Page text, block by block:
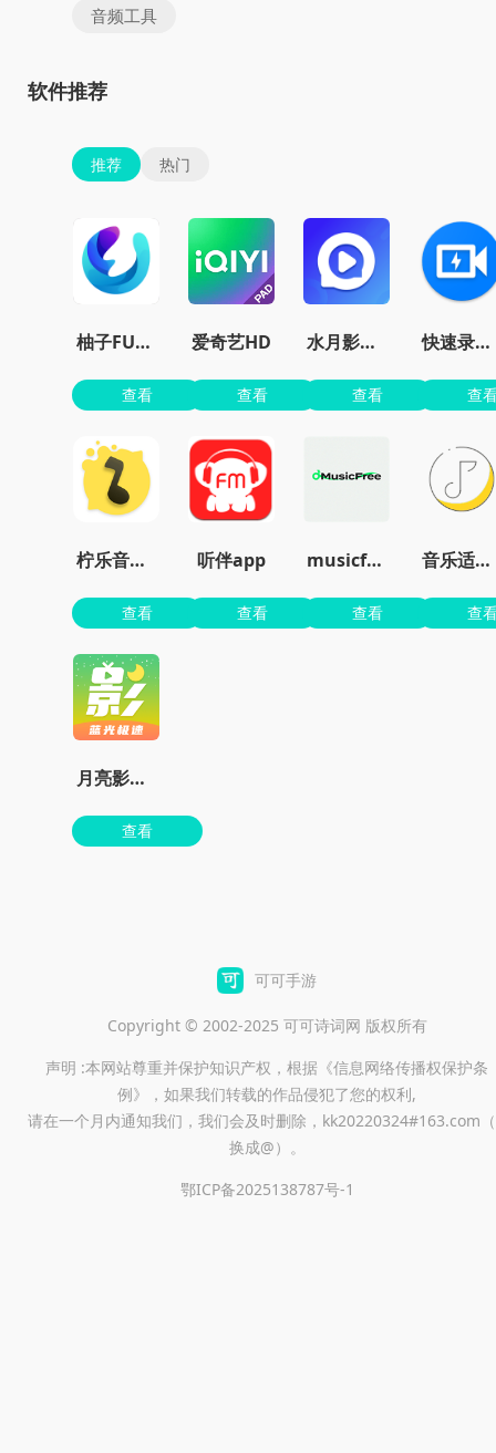
音频工具
软件推荐
推荐 热门
柚子FUN官网最新版本
查看
爱奇艺HD
查看
水月影评软件
查看
快速录像机
查
柠乐音乐最新版本
查看
听伴app
查看
musicfree官网最新版
查看
音乐适配app免费版
查
月亮影视剧大全下载老版本
查看
可可手游
Copyright © 2002-2025 可可诗词网 版权所有
声明 :本网站尊重并保护知识产权，根据《信息网络传播权保护条
例》，如果我们转载的作品侵犯了您的权利,
请在一个月内通知我们，我们会及时删除，kk20220324#163.com
换成@）。
鄂ICP备2025138787号-1